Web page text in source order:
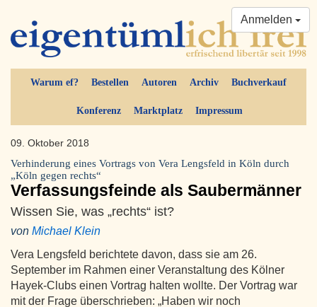
Warum ef? Bestellen Autoren Archiv Buchverkauf
Konferenz Marktplatz Impressum
Anmelden
09. Oktober 2018
Verhinderung eines Vortrags von Vera Lengsfeld in Köln durch
„Köln gegen rechts“
Verfassungsfeinde als Saubermänner
Wissen Sie, was „rechts“ ist?
von Michael Klein
Vera Lengsfeld berichtete davon, dass sie am 26.
September im Rahmen einer Veranstaltung des Kölner
Hayek-Clubs einen Vortrag halten wollte. Der Vortrag war
mit der Frage überschrieben: „Haben wir noch